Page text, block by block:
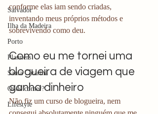
Salvador
Ilha da Madeira
Porto
Planners
Santa Catarina
Onde comer?
Lifestyle
conforme elas iam sendo criadas,
inventando meus próprios métodos e
sobrevivendo como deu.
Como eu me tornei uma
blogueira de viagem que
ganha dinheiro
Não fiz um curso de blogueira, nem